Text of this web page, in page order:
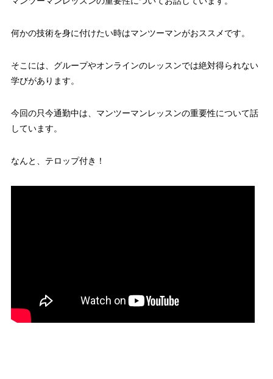
何かの技術を身に付けたい時はマンツーマンがおススメです。
そこには、グループやオンラインのレッスンでは絶対得られない
学びがあります。
今回の只今通勤中は、マンツーマンレッスンの重要性について話
しています。
なんと、テロップ付き！